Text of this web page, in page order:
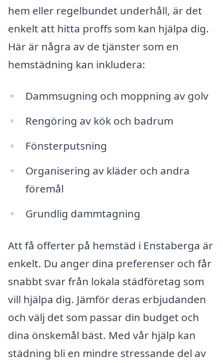
hem eller regelbundet underhåll, är det
enkelt att hitta proffs som kan hjälpa dig.
Här är några av de tjänster som en
hemstädning kan inkludera:
Dammsugning och moppning av golv
Rengöring av kök och badrum
Fönsterputsning
Organisering av kläder och andra
föremål
Grundlig dammtagning
Att få offerter på hemstäd i Enstaberga är
enkelt. Du anger dina preferenser och får
snabbt svar från lokala städföretag som
vill hjälpa dig. Jämför deras erbjudanden
och välj det som passar din budget och
dina önskemål bäst. Med vår hjälp kan
städning bli en mindre stressande del av